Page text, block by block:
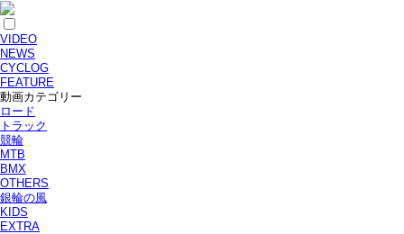
VIDEO
NEWS
CYCLOG
FEATURE
動画カテゴリー
ロード
トラック
競輪
MTB
BMX
OTHERS
銀輪の風
KIDS
EXTRA